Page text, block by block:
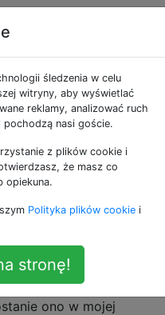
usunie
plik z mojej pamięci w
za pomocą
następnie usunę je z
ono w mojej
śledzenia w celu
witryny, aby wyświetlać
reklamy, analizować ruch
nasi goście.
z plików cookie i
że masz co
opiekuna.
Polityka plików cookie i
stronę!